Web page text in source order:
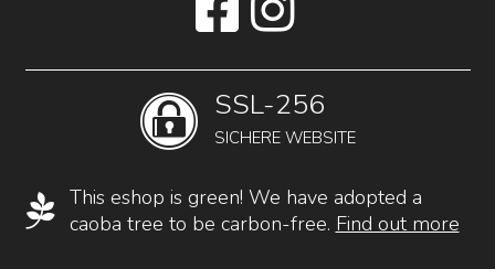
SSL-256
SICHERE WEBSITE
This eshop is green! We have adopted a
caoba tree to be carbon-free. Find out more